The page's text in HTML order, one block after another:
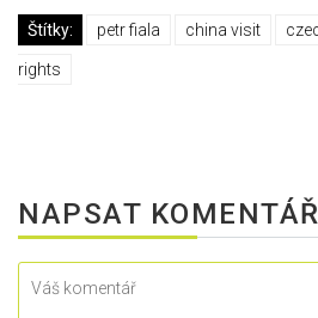
Štítky: petr fiala china visit
rights
NAPSAT KOMENTÁŘ